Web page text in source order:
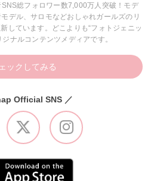
総フォロワー数7,000万人突破！モデ
デル、サロモなどおしゃれガールズのリ
しています。どこよりも“フォトジェニッ
ナルコンテンツメディアです。
ックしてみる
Official SNS ／